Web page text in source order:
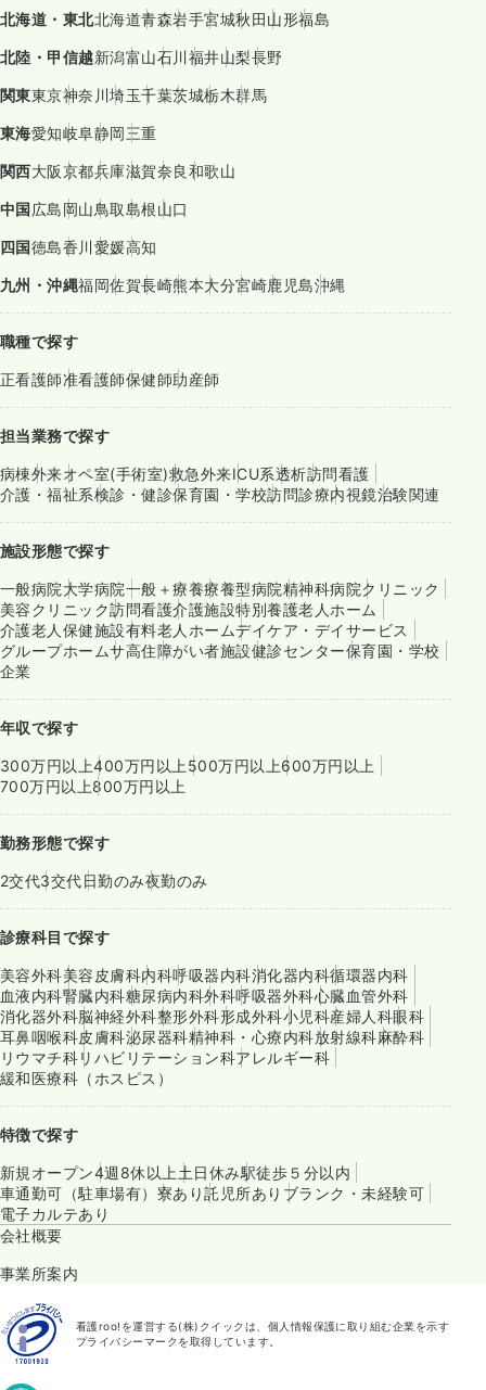
北海道・東北北海道青森岩手宮城秋田山形福島
北陸・甲信越新潟富山石川福井山梨長野
関東東京神奈川埼玉千葉茨城栃木群馬
東海愛知岐阜静岡三重
関西大阪京都兵庫滋賀奈良和歌山
中国広島岡山鳥取島根山口
四国徳島香川愛媛高知
九州・沖縄福岡佐賀長崎熊本大分宮崎鹿児島沖縄
職種で探す
正看護師准看護師保健師助産師
担当業務で探す
病棟外来オペ室(手術室)救急外来ICU系透析訪問看護
介護・福祉系検診・健診保育園・学校訪問診療内視鏡治験関連
施設形態で探す
一般病院大学病院一般＋療養療養型病院精神科病院クリニック
美容クリニック訪問看護介護施設特別養護老人ホーム
介護老人保健施設有料老人ホームデイケア・デイサービス
グループホームサ高住障がい者施設健診センター保育園・学校
企業
年収で探す
300万円以上400万円以上 500万円以上600万円以上
700万円以上800万円以上
勤務形態で探す
2交代3交代日勤のみ夜勤のみ
診療科目で探す
美容外科美容皮膚科内科呼吸器内科消化器内科循環器内科
血液内科腎臓内科糖尿病内科外科呼吸器外科心臓血管外科
消化器外科脳神経外科整形外科形成外科小児科産婦人科眼科
耳鼻咽喉科皮膚科泌尿器科精神科・心療内科放射線科麻酔科
リウマチ科リハビリテーション科アレルギー科
緩和医療科（ホスピス）
特徴で探す
新規オープン4週8休以上 土日休み駅徒歩５分以内
車通勤可（駐車場有） 寮あり託児所あり ブランク・未経験可
電子カルテあり
会社概要
事業所案内
看護roo!を運営する(株)クイックは、個人情報保護に取り組む企業を示す
プライバシーマークを取得しています。